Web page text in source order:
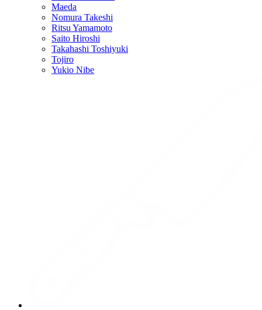
Maeda
Nomura Takeshi
Ritsu Yamamoto
Saito Hiroshi
Takahashi Toshiyuki
Tojiro
Yukio Nibe